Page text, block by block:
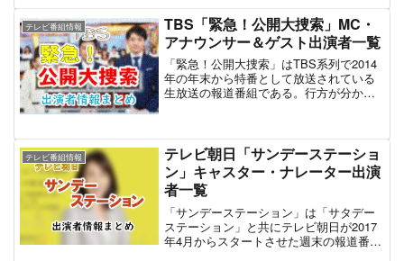
台は「北海道」「東京・八丈島」「静岡
県」。
を掲載したものである。2021年も昨年同
様新型コロナウイルスの影響により無観
客での開催。15:00～22:54までの約8時間
の生放送で、番組最多となる121曲が披露
された。
テレビ番組情報
TBS「緊急！公開大捜索」MC・
アナウンサー＆ゲスト出演者一覧
「緊急！公開大捜索」はTBS系列で2014
年の年末から特番として放送されている
生放送の報道番組である。行方が分から
番組をキッカケとして解決した事件も存
在している。番組は事前の取材VTRと生
放送の視聴者情報提供で進行し、複数の
失踪・身元不明な事案を扱う。同番組の
生放送中に事案の解決することは少な
く、あくまで情報収集が中心となり、以
降の捜査に貢献するという役割を担って
いる。MCはTBS「ひるおび！」でお馴染
テレビ番組情報
テレビ朝日「サンデーステーショ
ン」キャスター・ナレーター出演
者一覧
「サンデーステーション」は「サタデー
ステーション」と共にテレビ朝日が2017
年4月からスタートさせた週末の報道番